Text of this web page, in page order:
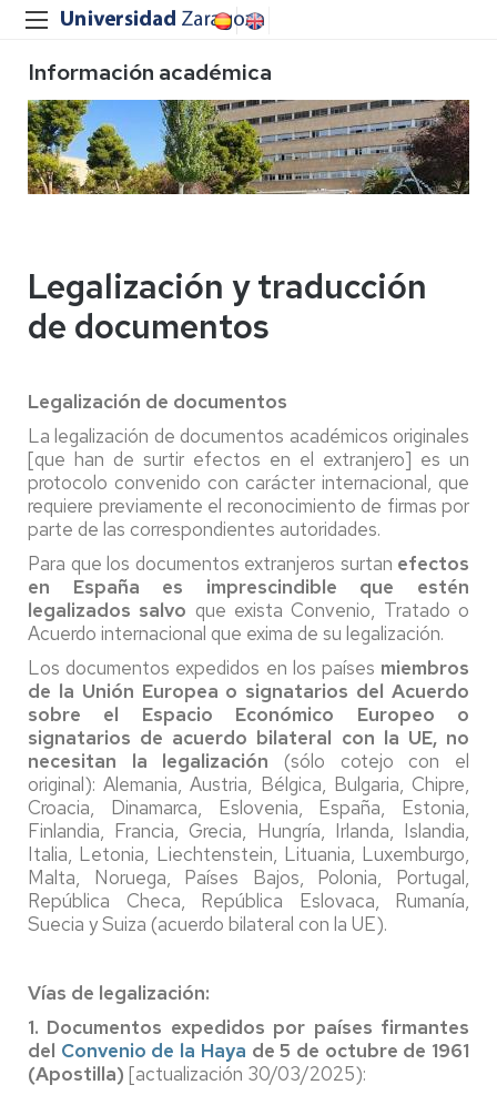
Información académica
Legalización y traducción
de documentos
Legalización de documentos
La legalización de documentos académicos originales
[que han de surtir efectos en el extranjero] es un
protocolo convenido con carácter internacional, que
requiere previamente el reconocimiento de firmas por
parte de las correspondientes autoridades.
Para que los documentos extranjeros surtan efectos
en España es imprescindible
que estén
legalizados salvo que exista Convenio, Tratado o
Acuerdo internacional que exima de su legalización.
Los documentos expedidos en los países miembros
de la Unión Europea o signatarios del Acuerdo
sobre el Espacio Económico Europeo o
signatarios de acuerdo bilateral con la UE, no
necesitan la legalización (sólo cotejo con el
original): Alemania, Austria, Bélgica, Bulgaria, Chipre,
Croacia, Dinamarca, Eslovenia, España, Estonia,
Finlandia, Francia, Grecia, Hungría, Irlanda, Islandia,
Italia, Letonia, Liechtenstein, Lituania, Luxemburgo,
Malta, Noruega, Países Bajos, Polonia, Portugal,
República Checa, República Eslovaca, Rumanía,
Suecia y Suiza (acuerdo bilateral con la UE).
Vías de legalización:
1. Documentos expedidos por países firmantes
del Convenio de la Haya de 5 de octubre de 1961
(Apostilla) [actualización 30/03/2025):